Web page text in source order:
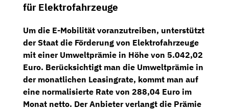
für Elektrofahrzeuge
Um die E-Mobilität voranzutreiben, unterstützt
der Staat die Förderung von Elektrofahrzeuge
mit einer Umweltprämie in Höhe von 5.042,02
Euro. Berücksichtigt man die Umweltprämie in
der monatlichen Leasingrate, kommt man auf
eine normalisierte Rate von 288,04 Euro im
Monat netto. Der Anbieter verlangt die Prämie